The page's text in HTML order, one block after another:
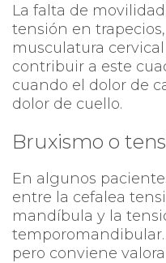
La falta de
tensión en
musculatura
contribuir a este
cuando el dolor de
dolor de cuello.
Bruxismo o
En algunos
entre la cefalea
mandíbula y la
pero conviene